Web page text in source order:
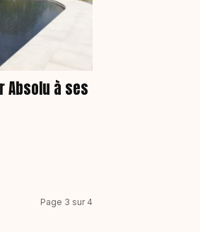
Absolu à ses
Page 3 sur 4